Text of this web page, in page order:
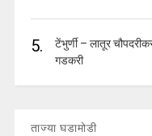
5.
टेंभुर्णी – लातूर
गडकरी
ताज्या घडामोडी